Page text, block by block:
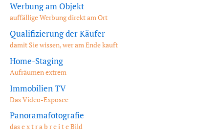
Werbung am Objekt
auffällige Werbung direkt am Ort
Qualifizierung der Käufer
damit Sie wissen, wer am Ende kauft
Home-Staging
Aufräumen extrem
Immobilien TV
Das Video-Exposee
Panoramafotografie
das e x t r a b r e i t e Bild